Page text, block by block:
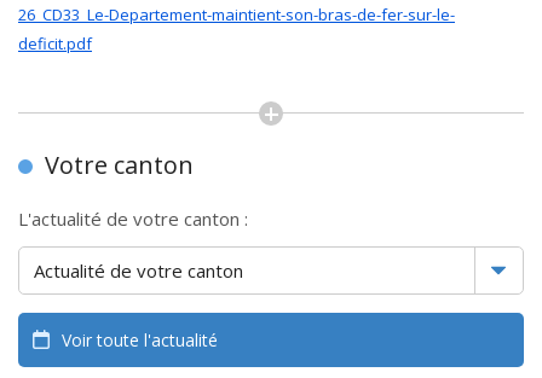
26_CD33_Le-Departement-maintient-son-bras-de-fer-sur-le-
deficit.pdf
Votre canton
L'actualité de votre canton :
Voir toute l'actualité